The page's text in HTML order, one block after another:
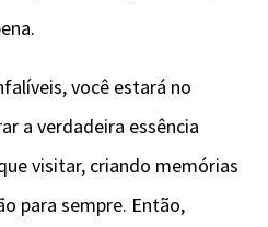
você estará no
a verdadeira essência
visitar, criando memórias
para sempre. Então,